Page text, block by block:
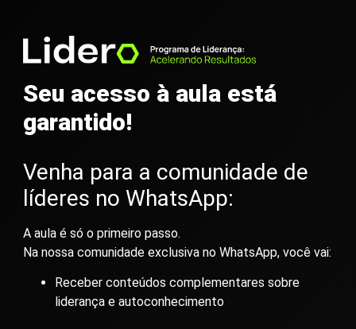
Seu acesso à aula está
garantido!
Venha para a comunidade de
líderes no WhatsApp:
A aula é só o primeiro passo.
Na nossa comunidade exclusiva no WhatsApp, você vai:
Receber conteúdos complementares sobre
liderança e autoconhecimento